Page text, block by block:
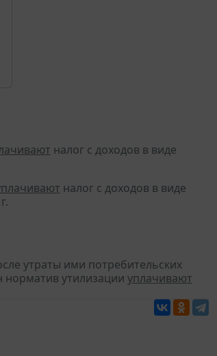
налог с доходов в виде
налог с доходов в виде
утраты ими потребительских
норматив утилизации уплачивают